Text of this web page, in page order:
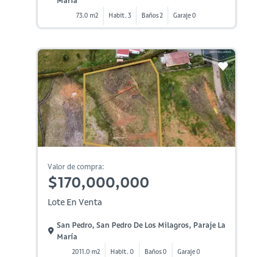
73.0 m2 Habit. 3 Baños 2 Garaje 0
Valor de compra:
$170,000,000
Lote En Venta
San Pedro, San Pedro De Los Milagros, Paraje La
María
2011.0 m2 Habit. 0 Baños 0 Garaje 0